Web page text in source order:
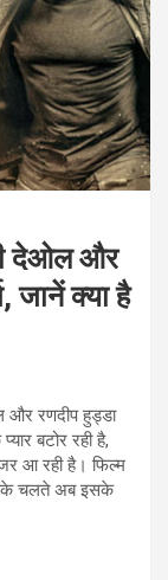
देओल और
जानें क्या है
और रणदीप हुड्डा
बटोर रही है,
आ रही है। फिल्म
चलते अब इसके